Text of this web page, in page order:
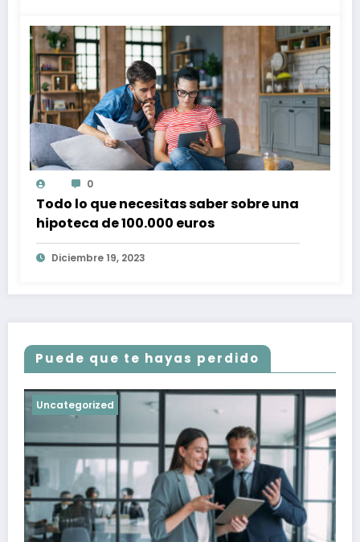
0
Todo lo que necesitas saber sobre una
hipoteca de 100.000 euros
Diciembre 19, 2023
Puede que te hayas perdido
Uncategorized